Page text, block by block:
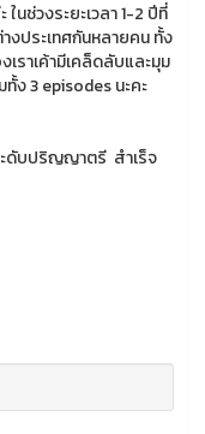
นช่วงระยะเวลา 1-2 ปีที่
งประเทศกันหลายคน ทั้ง
ราเค้ามีเคล็ดลับและมุม
ง 3 episodes นะคะ
ดับปริญญาตรี สำเร็จ